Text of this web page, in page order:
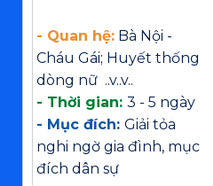
- Quan hệ:Bà Nội -
Cháu Gái; Huyết thống
dòng nữ ..v..v..
- Thời gian: 3 - 5 ngày
- Mục đích: Giải tỏa
nghi ngờ gia đình, mục
đích dân sự